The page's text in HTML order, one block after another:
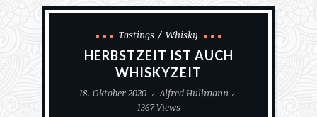
Tastings Whisky
HERBSTZEIT IST AUCH
WHISKYZEIT
18. Oktober 2020
Alfred Hullmann
1367 Views